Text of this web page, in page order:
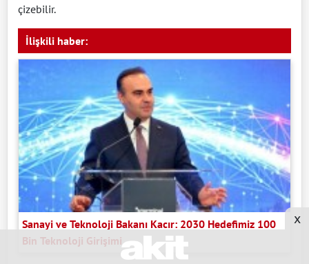
çizebilir.
İlişkili haber:
Sanayi ve Teknoloji Bakanı Kacır: 2030 Hedefimiz 100
Bin Teknoloji Girişimi
x